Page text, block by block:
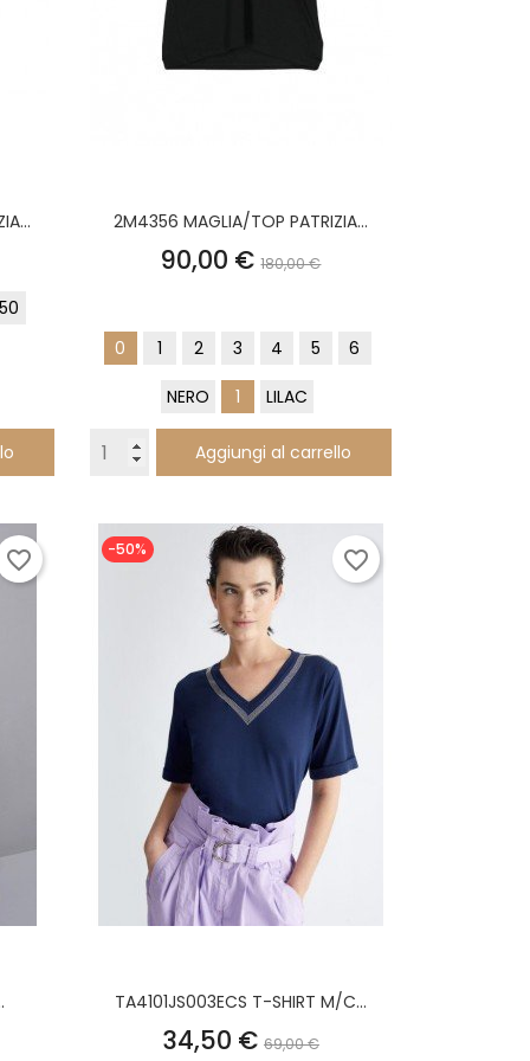
50
2M4356 MAGLIA/TOP PATRIZIA...
Prezzo
90,00 €Prezzo
180,00 €
0 1 2 3 4 5 6
NERO 1 LILAC
Aggiungi al carrello
favorite_border
TA4101JS003ECS T-SHIRT M/C...
Prezzo
34,50 €Prezzo
69,00 €
-50% favorite_border